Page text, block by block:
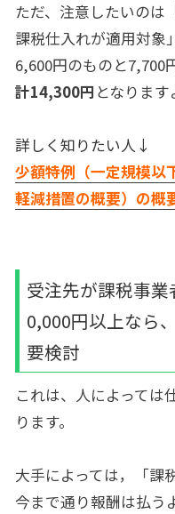
ただ、注意したいのは
課税仕入れが適用対象
6,600円のものと7,700
計14,300円 となりま
詳しく知りたい人↓
少額特例（一定規模以
軽減措置の概要）の概
受注先が課税事
0,000円以上なら
要検討
これは、人によっては
ります。
大手によっては，「課
今まで通り報酬は払う